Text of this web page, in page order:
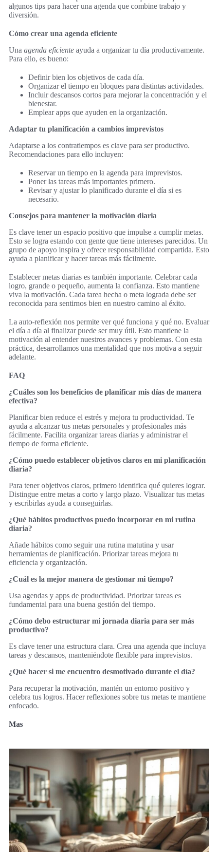
algunos tips para hacer una agenda que combine trabajo y
diversión.
Cómo crear una agenda eficiente
Una agenda eficiente ayuda a organizar tu día productivamente.
Para ello, es bueno:
Definir bien los objetivos de cada día.
Organizar el tiempo en bloques para distintas actividades.
Incluir descansos cortos para mejorar la concentración y el
bienestar.
Emplear apps que ayuden en la organización.
Adaptar tu planificación a cambios imprevistos
Adaptarse a los contratiempos es clave para ser productivo.
Recomendaciones para ello incluyen:
Reservar un tiempo en la agenda para imprevistos.
Poner las tareas más importantes primero.
Revisar y ajustar lo planificado durante el día si es
necesario.
Consejos para mantener la motivación diaria
Es clave tener un espacio positivo que impulse a cumplir metas.
Esto se logra estando con gente que tiene intereses parecidos. Un
grupo de apoyo inspira y ofrece responsabilidad compartida. Esto
ayuda a planificar y hacer tareas más fácilmente.
Establecer metas diarias es también importante. Celebrar cada
logro, grande o pequeño, aumenta la confianza. Esto mantiene
viva la motivación. Cada tarea hecha o meta lograda debe ser
reconocida para sentirnos bien en nuestro camino al éxito.
La auto-reflexión nos permite ver qué funciona y qué no. Evaluar
el día a día al finalizar puede ser muy útil. Esto mantiene la
motivación al entender nuestros avances y problemas. Con esta
práctica, desarrollamos una mentalidad que nos motiva a seguir
adelante.
FAQ
¿Cuáles son los beneficios de planificar mis días de manera
efectiva?
Planificar bien reduce el estrés y mejora tu productividad. Te
ayuda a alcanzar tus metas personales y profesionales más
fácilmente. Facilita organizar tareas diarias y administrar el
tiempo de forma eficiente.
¿Cómo puedo establecer objetivos claros en mi planificación
diaria?
Para tener objetivos claros, primero identifica qué quieres lograr.
Distingue entre metas a corto y largo plazo. Visualizar tus metas
y escribirlas ayuda a conseguirlas.
¿Qué hábitos productivos puedo incorporar en mi rutina
diaria?
Añade hábitos como seguir una rutina matutina y usar
herramientas de planificación. Priorizar tareas mejora tu
eficiencia y organización.
¿Cuál es la mejor manera de gestionar mi tiempo?
Usa agendas y apps de productividad. Priorizar tareas es
fundamental para una buena gestión del tiempo.
¿Cómo debo estructurar mi jornada diaria para ser más
productivo?
Es clave tener una estructura clara. Crea una agenda que incluya
tareas y descansos, manteniéndote flexible para imprevistos.
¿Qué hacer si me encuentro desmotivado durante el día?
Para recuperar la motivación, mantén un entorno positivo y
celebra tus logros. Hacer reflexiones sobre tus metas te mantiene
enfocado.
Mas